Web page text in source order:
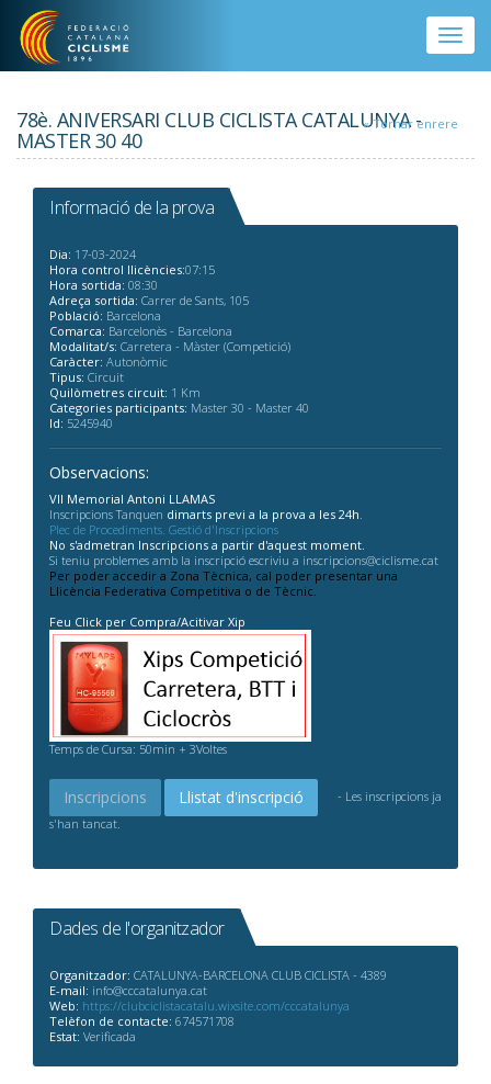
Vés al contingut
Toggle
78è. ANIVERSARI CLUB CICLISTA CATALUNYA -
MASTER 30 40
Informació de la prova
Dia: 17-03-2024
Hora control llicències:07:15
Hora sortida: 08:30
Adreça sortida: Carrer de Sants, 105
Població: Barcelona
Comarca: Barcelonès - Barcelona
Modalitat/s: Carretera - Màster (Competició)
Caràcter: Autonòmic
Tipus: Circuit
Quilòmetres circuit: 1 Km
Categories participants: Master 30 - Master 40
Id: 5245940
Observacions:
VII Memorial Antoni LLAMAS
Inscripcions Tanquen dimarts previ a la prova a les 24h.
Plec de Procediments. Gestió d'Inscripcions
No s'admetran Inscripcions a partir d'aquest moment.
Si teniu problemes amb la inscripció escriviu a inscripcions@ciclisme.cat
Per poder accedir a Zona Tècnica, cal poder presentar una
Llicència Federativa Competitiva o de Tècnic.
Feu Click per Compra/Acitivar Xip
Temps de Cursa: 50min + 3Voltes
Inscripcions Llistat d'inscripció
- Les inscripcions ja
s'han tancat.
Dades de l'organitzador
Organitzador: CATALUNYA-BARCELONA CLUB CICLISTA - 4389
E-mail: info@cccatalunya.cat
Web: https://clubciclistacatalu.wixsite.com/cccatalunya
Telèfon de contacte: 674571708
Estat: Verificada
« Tornar enrere